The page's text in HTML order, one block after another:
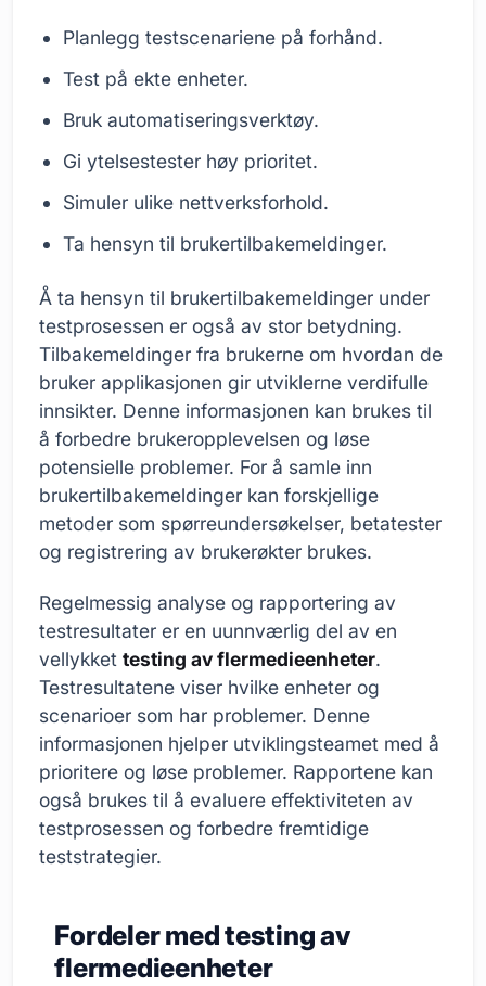
Planlegg testscenariene på forhånd.
Test på ekte enheter.
Bruk automatiseringsverktøy.
Gi ytelsestester høy prioritet.
Simuler ulike nettverksforhold.
Ta hensyn til brukertilbakemeldinger.
Å ta hensyn til brukertilbakemeldinger under
testprosessen er også av stor betydning.
Tilbakemeldinger fra brukerne om hvordan de
bruker applikasjonen gir utviklerne verdifulle
innsikter. Denne informasjonen kan brukes til
å forbedre brukeropplevelsen og løse
potensielle problemer. For å samle inn
brukertilbakemeldinger kan forskjellige
metoder som spørreundersøkelser, betatester
og registrering av brukerøkter brukes.
Regelmessig analyse og rapportering av
testresultater er en uunnværlig del av en
vellykket testing av flermedieenheter.
Testresultatene viser hvilke enheter og
scenarioer som har problemer. Denne
informasjonen hjelper utviklingsteamet med å
prioritere og løse problemer. Rapportene kan
også brukes til å evaluere effektiviteten av
testprosessen og forbedre fremtidige
teststrategier.
Fordeler med testing av
flermedieenheter